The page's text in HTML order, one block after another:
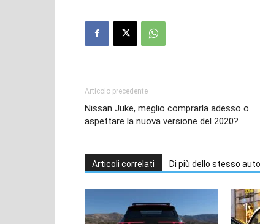
Articolo precedente
Nissan Juke, meglio comprarla adesso o
aspettare la nuova versione del 2020?
Articoli correlati Di più dello stesso